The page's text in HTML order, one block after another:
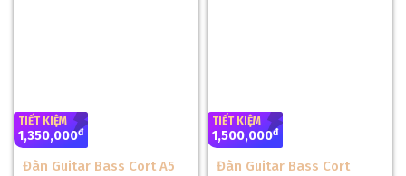
TIẾT KIỆM
1,350,000đ
Đàn Guitar Bass Cort A5
TIẾT KIỆM
1,500,000đ
Đàn Guitar Bass Cort